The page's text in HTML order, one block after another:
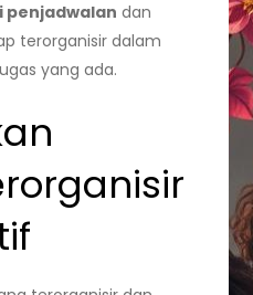
penjadwalan dan
terorganisir dalam
yang ada.